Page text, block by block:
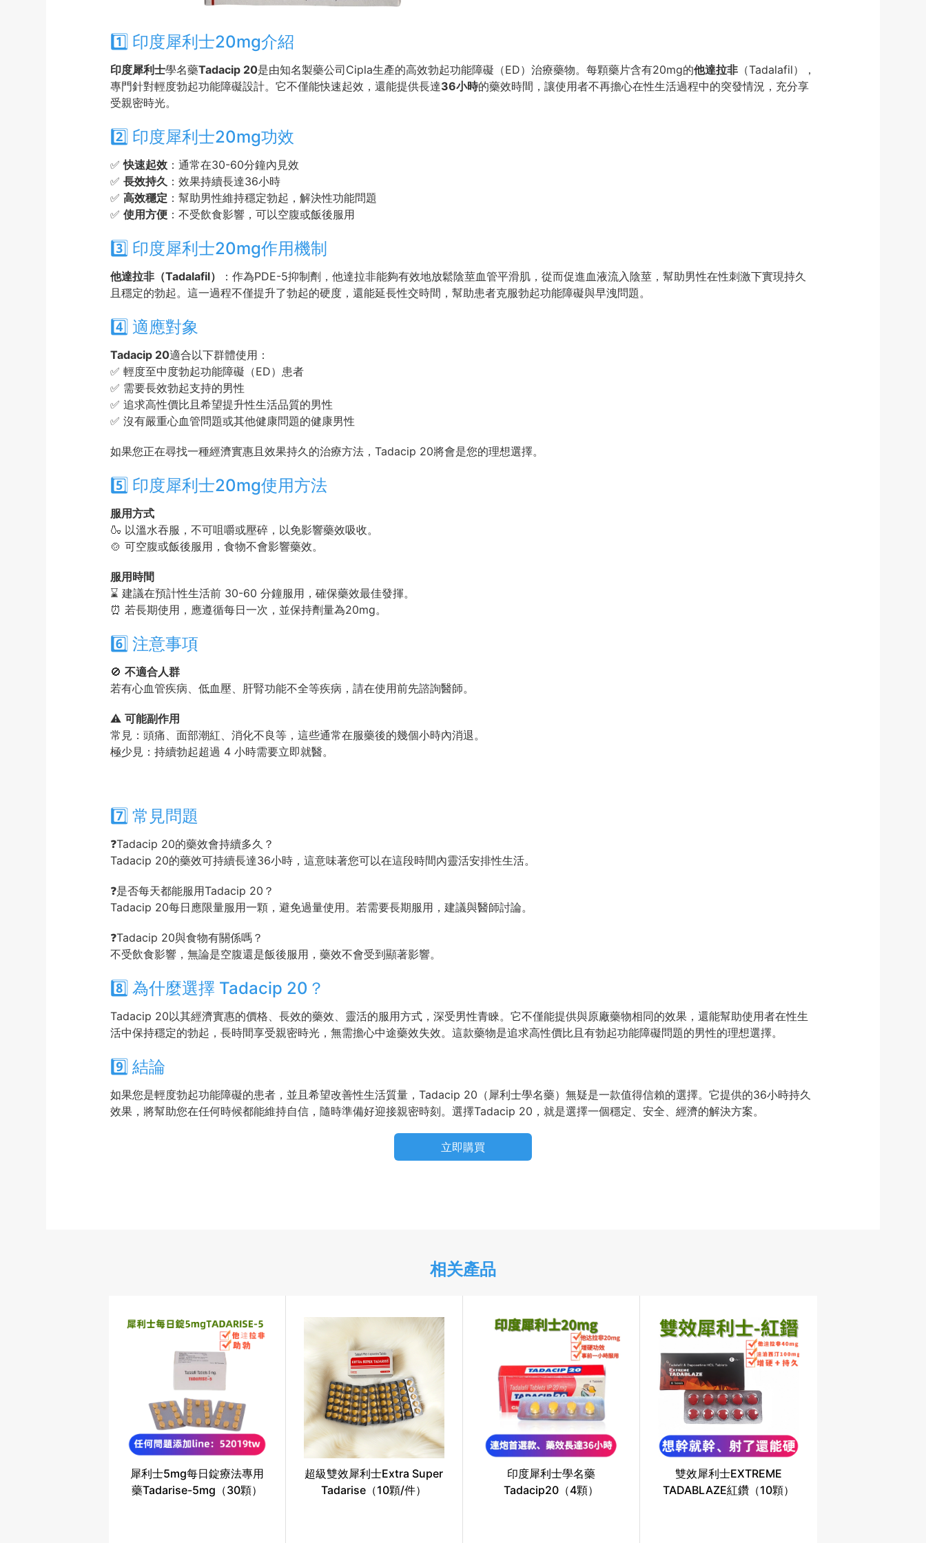
1️⃣ 印度犀利士20mg介紹
印度犀利士學名藥Tadacip 20是由知名製藥公司Cipla生產的高效勃起功能障礙（ED）治療藥物。每顆藥片含有20mg的他達拉非 （Tadalafil），
專門針對輕度勃起功能障礙設計。它不僅能快速起效，還能提供長達36小時的藥效時間，讓使用者不再擔心在性生活過程中的突發情況，充分享
受親密時光。
2️⃣ 印度犀利士20mg功效
✅快速起效 ：通常在30-60分鐘內見效
✅ 長效持久 ：效果持續長達36小時
✅ 高效穩定 ：幫助男性維持穩定勃起，解決性功能問題
✅ 使用方便 ：不受飲食影響，可以空腹或飯後服用
3️⃣ 印度犀利士20mg作用機制
他達拉非（Tadalafil）
：作為PDE-5抑制劑，他達拉非能夠有效地放鬆陰莖血管平滑肌，從而促進血液流入陰莖，幫助男性在性刺激下實現持久
且穩定的勃起。這一過程不僅提升了勃起的硬度，還能延長性交時間，幫助患者克服勃起功能障礙與早洩問題。
4️⃣ 適應對象
Tadacip 20適合以下群體使用：
✅ 輕度至中度勃起功能障礙（ED）患者
✅ 需要長效勃起支持的男性
✅ 追求高性價比且希望提升性生活品質的男性
✅ 沒有嚴重心血管問題或其他健康問題的健康男性
如果您正在尋找一種經濟實惠且效果持久的治療方法，Tadacip 20將會是您的理想選擇。
5️⃣ 印度犀利士20mg使用方法
服用方式
🍶 以溫水吞服，不可咀嚼或壓碎，以免影響藥效吸收。
🍲 可空腹或飯後服用，食物不會影響藥效。
服用時間
⌛ 建議在預計性生活前 30-60 分鐘服用，確保藥效最佳發揮。
⏰ 若長期使用，應遵循每日一次，並保持劑量為20mg。
6️⃣ 注意事項
🚫 不適合人群
若有心血管疾病、低血壓、肝腎功能不全等疾病，請在使用前先諮詢醫師。
⚠️ 可能副作用
常見：頭痛、面部潮紅、消化不良等，這些通常在服藥後的幾個小時內消退。
極少見：持續勃起超過 4 小時需要立即就醫。
7️⃣ 常見問題
❓Tadacip 20的藥效會持續多久？
Tadacip 20的藥效可持續長達36小時，這意味著您可以在這段時間內靈活安排性生活。
❓是否每天都能服用Tadacip 20？
Tadacip 20每日應限量服用一顆，避免過量使用。若需要長期服用，建議與醫師討論。
❓Tadacip 20與食物有關係嗎？
不受飲食影響，無論是空腹還是飯後服用，藥效不會受到顯著影響。
8️⃣ 為什麼選擇 Tadacip 20？
Tadacip 20以其經濟實惠的價格、長效的藥效、靈活的服用方式，深受男性青睞。它不僅能提供與原廠藥物相同的效果，還能幫助使用者在性生
活中保持穩定的勃起，長時間享受親密時光，無需擔心中途藥效失效。這款藥物是追求高性價比且有勃起功能障礙問題的男性的理想選擇。
9️⃣ 結論
如果您是輕度勃起功能障礙的患者，並且希望改善性生活質量，Tadacip 20（犀利士學名藥）無疑是一款值得信賴的選擇。它提供的36小時持久
效果，將幫助您在任何時候都能維持自信，隨時準備好迎接親密時刻。選擇Tadacip 20，就是選擇一個穩定、安全、經濟的解決方案。
立即購買
相关產品
犀利士5mg每日錠療法專用
藥Tadarise-5mg（30顆）
超級雙效犀利士Extra Super
Tadarise（10顆/件）
印度犀利士學名藥
Tadacip20（4顆）
雙效犀利士EXTREME
TADABLAZE紅鑽（10顆）